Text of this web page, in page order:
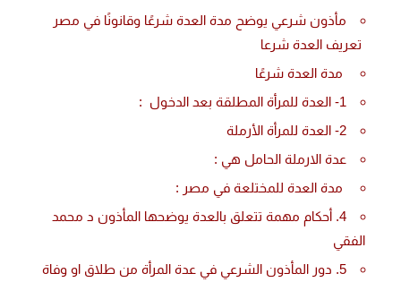
مأذون شرعي يوضح مدة العدة شرعًا وقانونًا في مصر
تعريف العدة شرعا
مدة العدة شرعًا
1- العدة للمرأة المطلقة بعد الدخول :
2- العدة للمرأة الأرملة
عدة الارملة الحامل هي :
مدة العدة للمختلعة في مصر :
4. أحكام مهمة تتعلق بالعدة يوضحها المأذون د محمد
الفقي
5. دور المأذون الشرعي في عدة المرأة من طلاق او وفاة